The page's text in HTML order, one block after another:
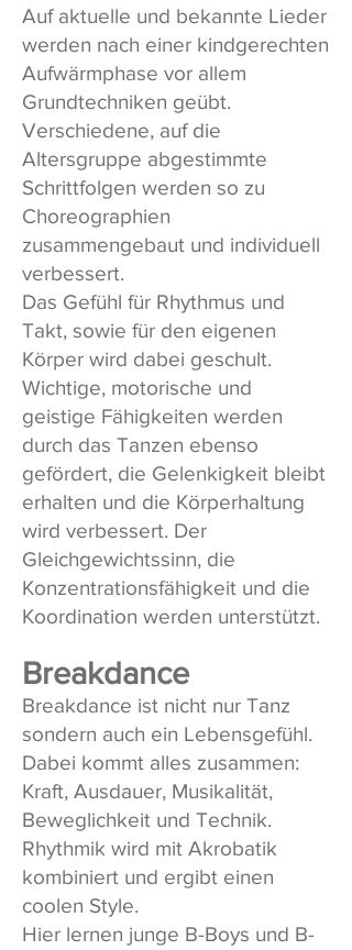
Auf aktuelle und bekannte Lieder
werden nach einer kindgerechten
Aufwärmphase vor allem
Grundtechniken geübt.
Verschiedene, auf die
Altersgruppe abgestimmte
Schrittfolgen werden so zu
Choreographien
zusammengebaut und individuell
verbessert.
Das Gefühl für Rhythmus und
Takt, sowie für den eigenen
Körper wird dabei geschult.
Wichtige, motorische und
geistige Fähigkeiten werden
durch das Tanzen ebenso
gefördert, die Gelenkigkeit bleibt
erhalten und die Körperhaltung
wird verbessert. Der
Gleichgewichtssinn, die
Konzentrationsfähigkeit und die
Koordination werden unterstützt.
Breakdance
Breakdance ist nicht nur Tanz
sondern auch ein Lebensgefühl.
Dabei kommt alles zusammen:
Kraft, Ausdauer, Musikalität,
Beweglichkeit und Technik.
Rhythmik wird mit Akrobatik
kombiniert und ergibt einen
coolen Style.
Hier lernen junge B-Boys und B-